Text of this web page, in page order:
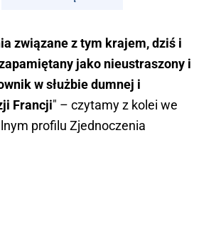
związane z tym krajem, dziś i
jako nieustraszony i
w służbie dumnej i
Francji" – czytamy z kolei we
profilu Zjednoczenia